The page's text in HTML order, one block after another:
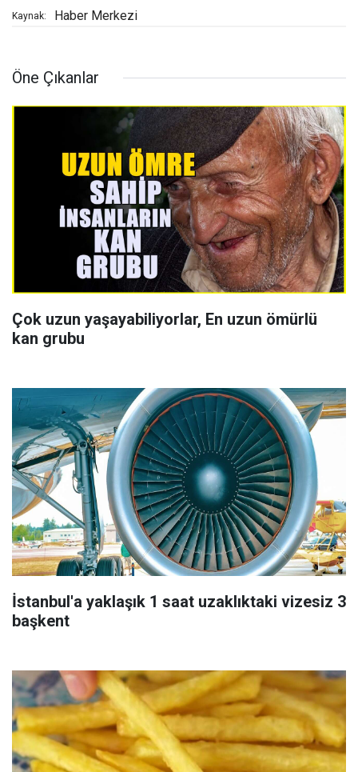
Kaynak: Haber Merkezi
Öne Çıkanlar
Çok uzun yaşayabiliyorlar, En uzun ömürlü
kan grubu
İstanbul'a yaklaşık 1 saat uzaklıktaki vizesiz 3
başkent